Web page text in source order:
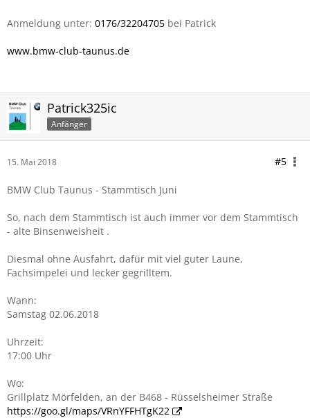
Anmeldung unter: 0176/32204705 bei Patrick
www.bmw-club-taunus.de
Patrick325ic
Anfänger
15. Mai 2018 #5
BMW Club Taunus - Stammtisch Juni
So, nach dem Stammtisch ist auch immer vor dem Stammtisch
- alte Binsenweisheit .
Diesmal ohne Ausfahrt, dafür mit viel guter Laune,
Fachsimpelei und lecker gegrilltem.
Wann:
Samstag 02.06.2018
Uhrzeit:
17:00 Uhr
Wo:
Grillplatz Mörfelden, an der B468 - Rüsselsheimer Straße
https://goo.gl/maps/VRnYFFHTgK22